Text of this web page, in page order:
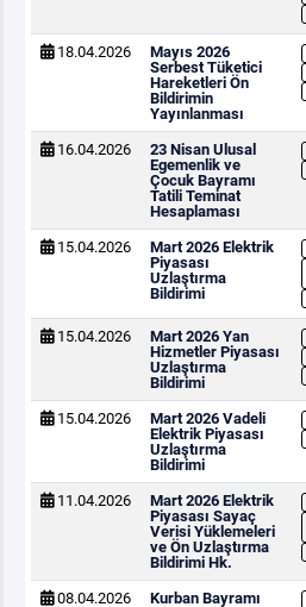
18.04.2026
Mayıs 2026
Serbest Tüketici
Hareketleri Ön
Bildirimin
Yayınlanması
16.04.2026
23 Nisan Ulusal
Egemenlik ve
Çocuk Bayramı
Tatili Teminat
Hesaplaması
15.04.2026
Mart 2026 Elektrik
Piyasası
Uzlaştırma
Bildirimi
15.04.2026
Mart 2026 Yan
Hizmetler Piyasası
Uzlaştırma
Bildirimi
15.04.2026
Mart 2026 Vadeli
Elektrik Piyasası
Uzlaştırma
Bildirimi
11.04.2026
Mart 2026 Elektrik
Piyasası Sayaç
Verisi Yüklemeleri
ve Ön Uzlaştırma
Bildirimi Hk.
08.04.2026
Kurban Bayramı